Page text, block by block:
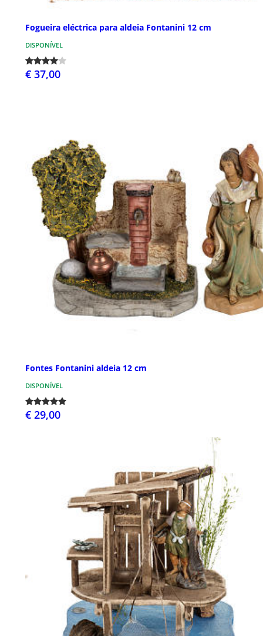
Fogueira eléctrica para aldeia Fontanini 12 cm
DISPONÍVEL
€ 37,00
Fontes Fontanini aldeia 12 cm
DISPONÍVEL
€ 29,00